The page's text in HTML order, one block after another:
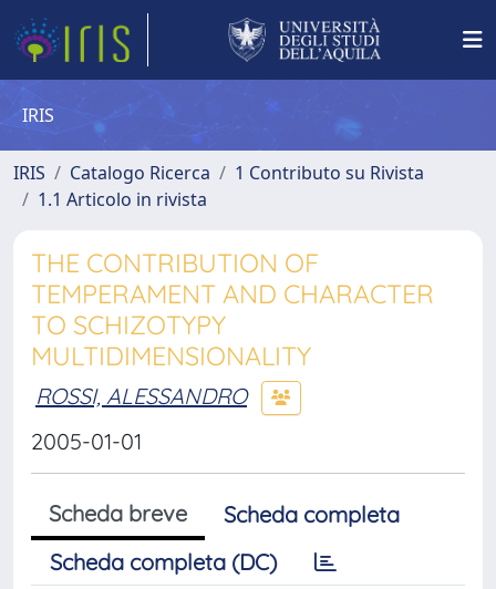
IRIS
IRIS Catalogo Ricerca
1 Contributo su Rivista
1.1 Articolo in rivista
THE CONTRIBUTION OF
TEMPERAMENT AND CHARACTER
TO SCHIZOTYPY
MULTIDIMENSIONALITY
ROSSI, ALESSANDRO
2005-01-01
Scheda breve
Scheda completa
Scheda completa (DC)